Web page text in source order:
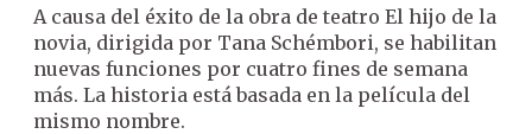
A causa del éxito de la obra de teatro El hijo de la
novia, dirigida por Tana Schémbori, se habilitan
nuevas funciones por cuatro fines de semana
más. La historia está basada en la película del
mismo nombre.